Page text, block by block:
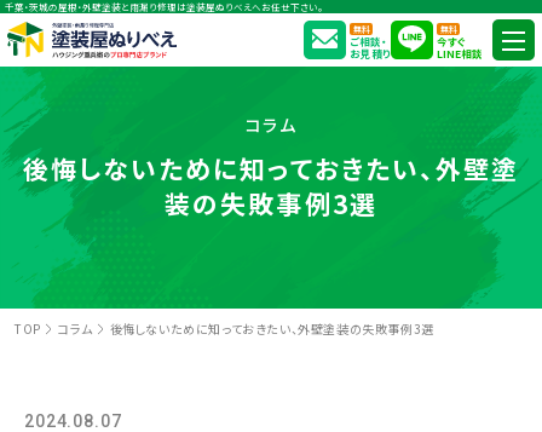
千葉・茨城の屋根・外壁塗装と雨漏り修理は塗装屋ぬりべえへお任せ下さい。
無料
ご相談・
お見積り
無料
今すぐ
LINE相談
コラム
後悔しないために知っておきたい、外壁塗
装の失敗事例3選
TOP コラム 後悔しないために知っておきたい、外壁塗装の失敗事例3選
2024.08.07